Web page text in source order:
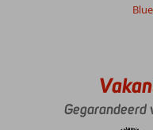
Gegarandeerd